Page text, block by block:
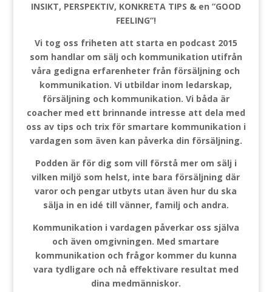
INSIKT, PERSPEKTIV, KONKRETA TIPS & en ”GOOD
FEELING”!
Vi tog oss friheten att starta en podcast 2015
som handlar om sälj och kommunikation utifrån
våra gedigna erfarenheter från försäljning och
kommunikation. Vi utbildar inom ledarskap,
försäljning och kommunikation. Vi båda är
coacher med ett brinnande intresse att dela med
oss av tips och trix för smartare kommunikation i
vardagen som även kan påverka din försäljning.
Podden är för dig som vill förstå mer om sälj i
vilken miljö som helst, inte bara försäljning där
varor och pengar utbyts utan även hur du ska
sälja in en idé till vänner, familj och andra.
Kommunikation i vardagen påverkar oss själva
och även omgivningen. Med smartare
kommunikation och frågor kommer du kunna
vara tydligare och nå effektivare resultat med
dina medmänniskor.